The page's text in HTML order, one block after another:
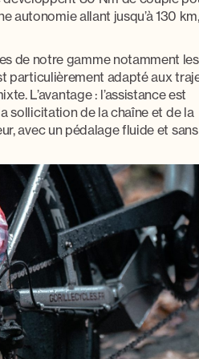
autonomie allant jusqu’à130 km
de notre gamme notamment les
particulièrement adapté aux
L’avantage : l’assistance est
sollicitation de la chaîne et de la
avec un pédalage fluide et